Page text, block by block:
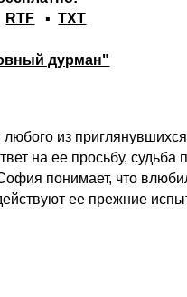
RTF ▪TXT
дурман"
любого из
на ее просьбу,
понимает, что
ее прежние